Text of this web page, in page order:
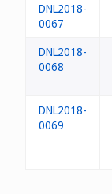
DNL2018-
0067
DNL2018-
0068
DNL2018-
0069